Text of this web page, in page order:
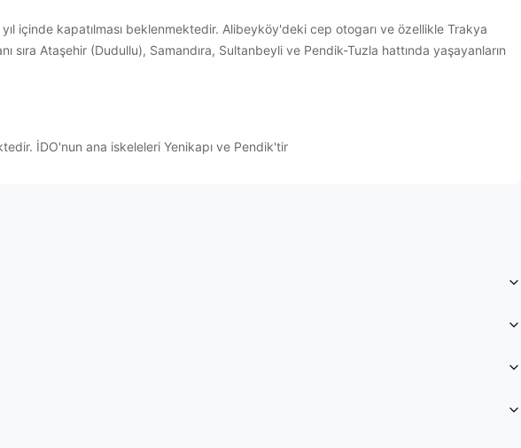
içinde kapatılması beklenmektedir. Alibeyköy'deki cep otogarı ve özellikle Trakya
Ataşehir (Dudullu), Samandıra, Sultanbeyli ve Pendik-Tuzla hattında yaşayanların
İDO'nun ana iskeleleri Yenikapı ve Pendik'tir